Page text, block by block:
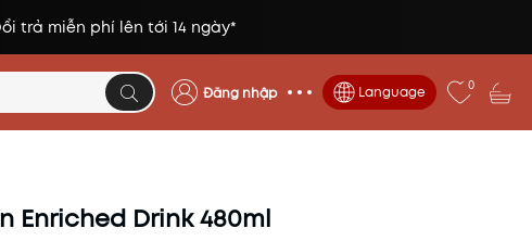
trả miễn phí lên tới 14 ngày*
Đăng nhập Language 0
Enriched Drink 480ml